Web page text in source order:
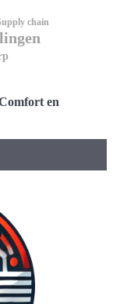
chain
en